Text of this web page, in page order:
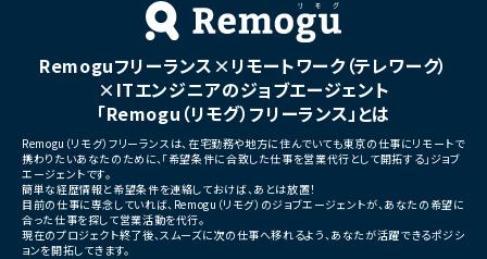
プロジェクト拡大に伴う増員募集
・サービスの継続的な機能拡
募集
■担当工程
・要件定義
・基本設計
・詳細設計
・テスト
・リリース対応
■その他補足
・全体約100名規模の大型プ
Remoguフリーランス×リモートワーク（テレワーク）
×ITエンジニアのジョブエージェント
「Remogu（リモグ）フリーランス」とは
Remogu（リモグ）フリーランスは、在宅勤務や地方に住んでいても東京の仕事にリモートで
携わりたいあなたのために、「希望条件に合致した仕事を営業代行として開拓する」ジョブ
エージェントです。
簡単な経歴情報と希望条件を連絡しておけば、あとは放置！
目前の仕事に専念していれば、Remogu（リモグ）のジョブエージェントが、あなたの希望に
合った仕事を探して営業活動を代行。
現在のプロジェクト終了後、スムーズに次の仕事へ移れるよう、あなたが活躍できるポジシ
ョンを開拓してきます。